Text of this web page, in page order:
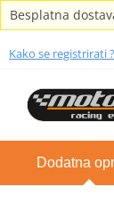
Besplatna
Kako se registrirati ?
Dodatna